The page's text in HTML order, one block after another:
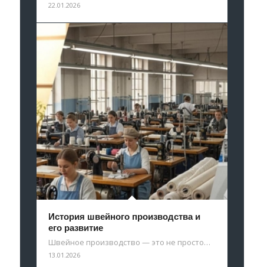
22.01.2026
История швейного производства и
его развитие
Швейное производство — это не просто…
13.01.2026